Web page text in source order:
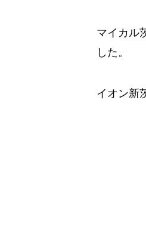
マイカル
した。
イオン新